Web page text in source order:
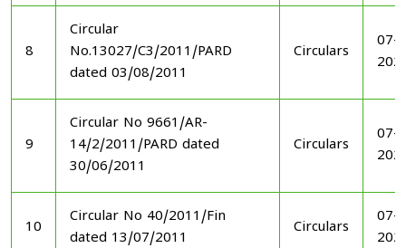
8
Circular
No.13027/C3/2011/PARD
dated 03/08/2011
Circulars
07-
9
Circular No 9661/AR-
14/2/2011/PARD dated
30/06/2011
Circulars
07-
10
Circular No 40/2011/Fin
dated 13/07/2011
Circulars
07-